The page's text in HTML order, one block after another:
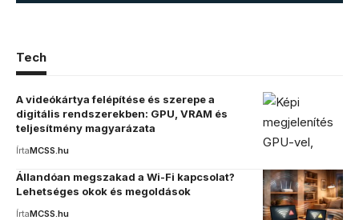
Tech
A videókártya felépítése és szerepe a
digitális rendszerekben: GPU, VRAM és
teljesítmény magyarázata
ÍrtaMCSS.hu
Állandóan megszakad a Wi-Fi kapcsolat?
Lehetséges okok és megoldások
ÍrtaMCSS.hu